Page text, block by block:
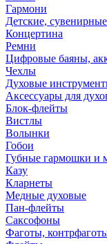
Гармони
Детские, сувенирные
Концертина
Ремни
Цифровые баяны,
Чехлы
Духовые
Аксессуары для
Блок-флейты
Вистлы
Волынки
Гобои
Губные гармошки и
Казу
Кларнеты
Медные духовые
Пан-флейты
Саксофоны
Фаготы,